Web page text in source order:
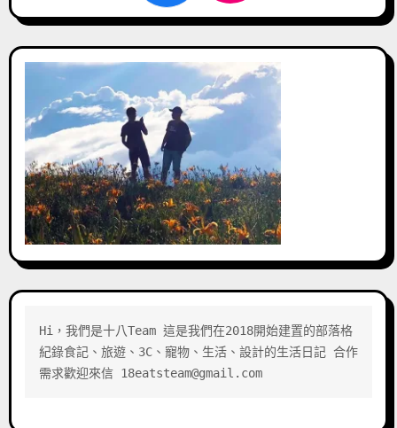
Hi，我們是十八Team 這是我們在2018開始建置的部落格
紀錄食記、旅遊、3C、寵物、生活、設計的生活日記 合作
需求歡迎來信 18eatsteam@gmail.com